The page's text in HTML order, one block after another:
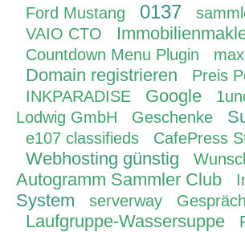
Ford Mustang
0137
VAIO CTO
Countdown Menu Plugin
Domain registrieren Preis
INKPARADISE Google
Lodwig GmbH Geschenke
e107 classifieds CafePress
Webhosting günstig
Autogramm Sammler Club
System serverway
Laufgruppe-Wassersuppe